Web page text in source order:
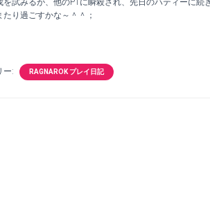
を試みるが、他のPTに瞬殺され、先日のハティーに続
たり過ごすかな～＾＾；
ー: RAGNAROK プレイ日記